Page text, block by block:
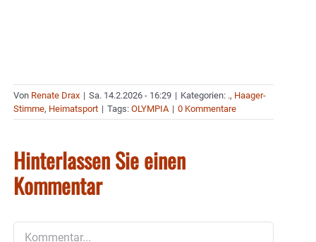
Von Renate Drax | Sa. 14.2.2026 - 16:29 | Kategorien: ., Haager-
Stimme, Heimatsport | Tags: OLYMPIA | 0 Kommentare
Hinterlassen Sie einen
Kommentar